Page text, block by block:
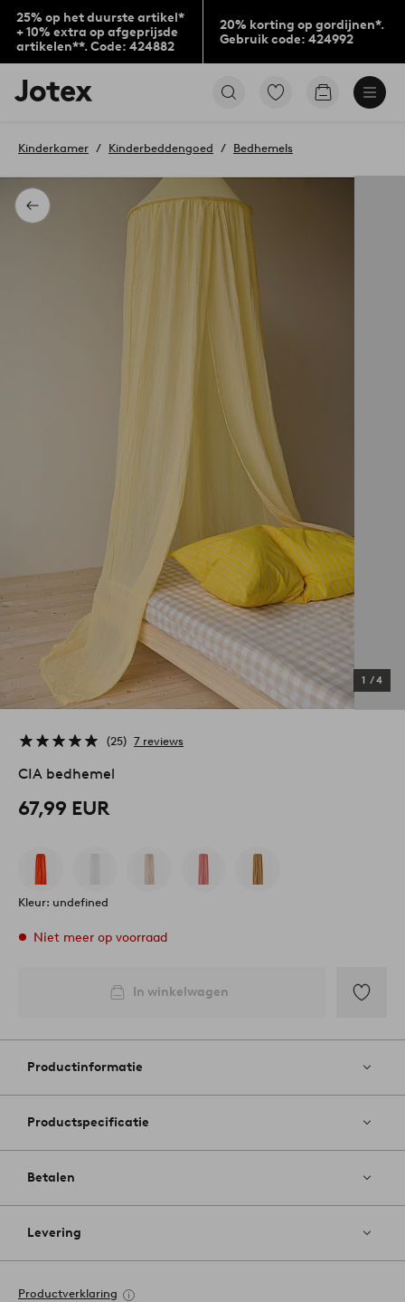
25% op het duurste artikel*
+ 10% extra op afgeprijsde
artikelen**. Code: 424882
20% korting op gordijnen*.
Gebruik code: 424992
Jotex
logo
to
home
page
Ga
gemarkeerde
Go
Terug
Kinderkamer Kinderbeddengoed Bedhemels
1 /4
25 7 reviews
CIA bedhemel
67,99 EUR
Kleur: undefined
Niet meer op voorraad
In winkelwagen
aan
Productinformatie
Productspecificatie
Betalen
Levering
Productverklaring